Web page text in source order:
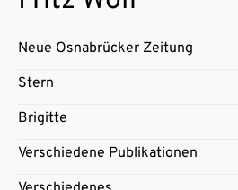
Neue Osnabrücker Zeitung
Stern
Brigitte
Verschiedene Publikationen